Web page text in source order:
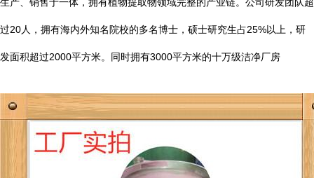
生产、销售于一体，拥有植物提取物领域完整的产业链。公司研发团队超
过20人，拥有海内外知名院校的多名博士，硕士研究生占25%以上，研
发面积超过2000平方米。同时拥有3000平方米的十万级洁净厂房